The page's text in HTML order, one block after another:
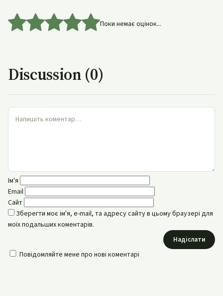
Поки немає оцінок...
Discussion (0)
Ім'я
Email
Сайт
Зберегти моє ім'я, e-mail, та адресу сайту в цьому браузері для
моїх подальших коментарів.
Надіслати
Повідомляйте мене про нові коментарі